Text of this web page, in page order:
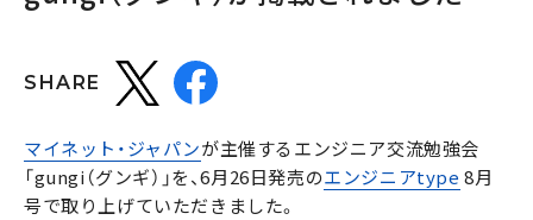
SHARE
マイネット・ジャパンが主催するエンジニア交流勉強会
「gungi（グンギ）」を、6月26日発売のエンジニアtype 8月
号で取り上げていただきました。